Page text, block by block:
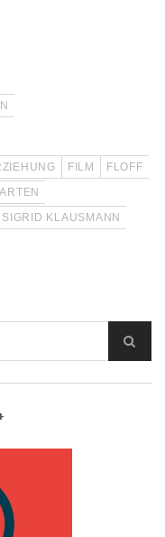
FILM
FLOFF
SIGRID KLAUSMANN